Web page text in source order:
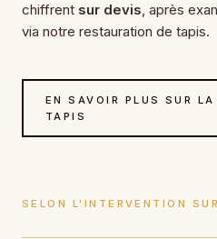
chiffrent sur devis, après
via notre restauration de tapis.
EN SAVOIR PLUS SUR
TAPIS
SELON L'INTERVENTION